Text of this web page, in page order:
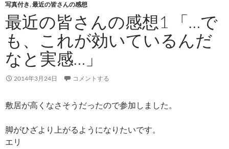
写真付き,最近の皆さんの感想
最近の皆さんの感想1 「…で
も、これが効いているんだ
なと実感…」
2014年3月24日 コメントする
敷居が高くなさそうだったので参加しました。
脚がひざより上がるようになりたいです。
エリ